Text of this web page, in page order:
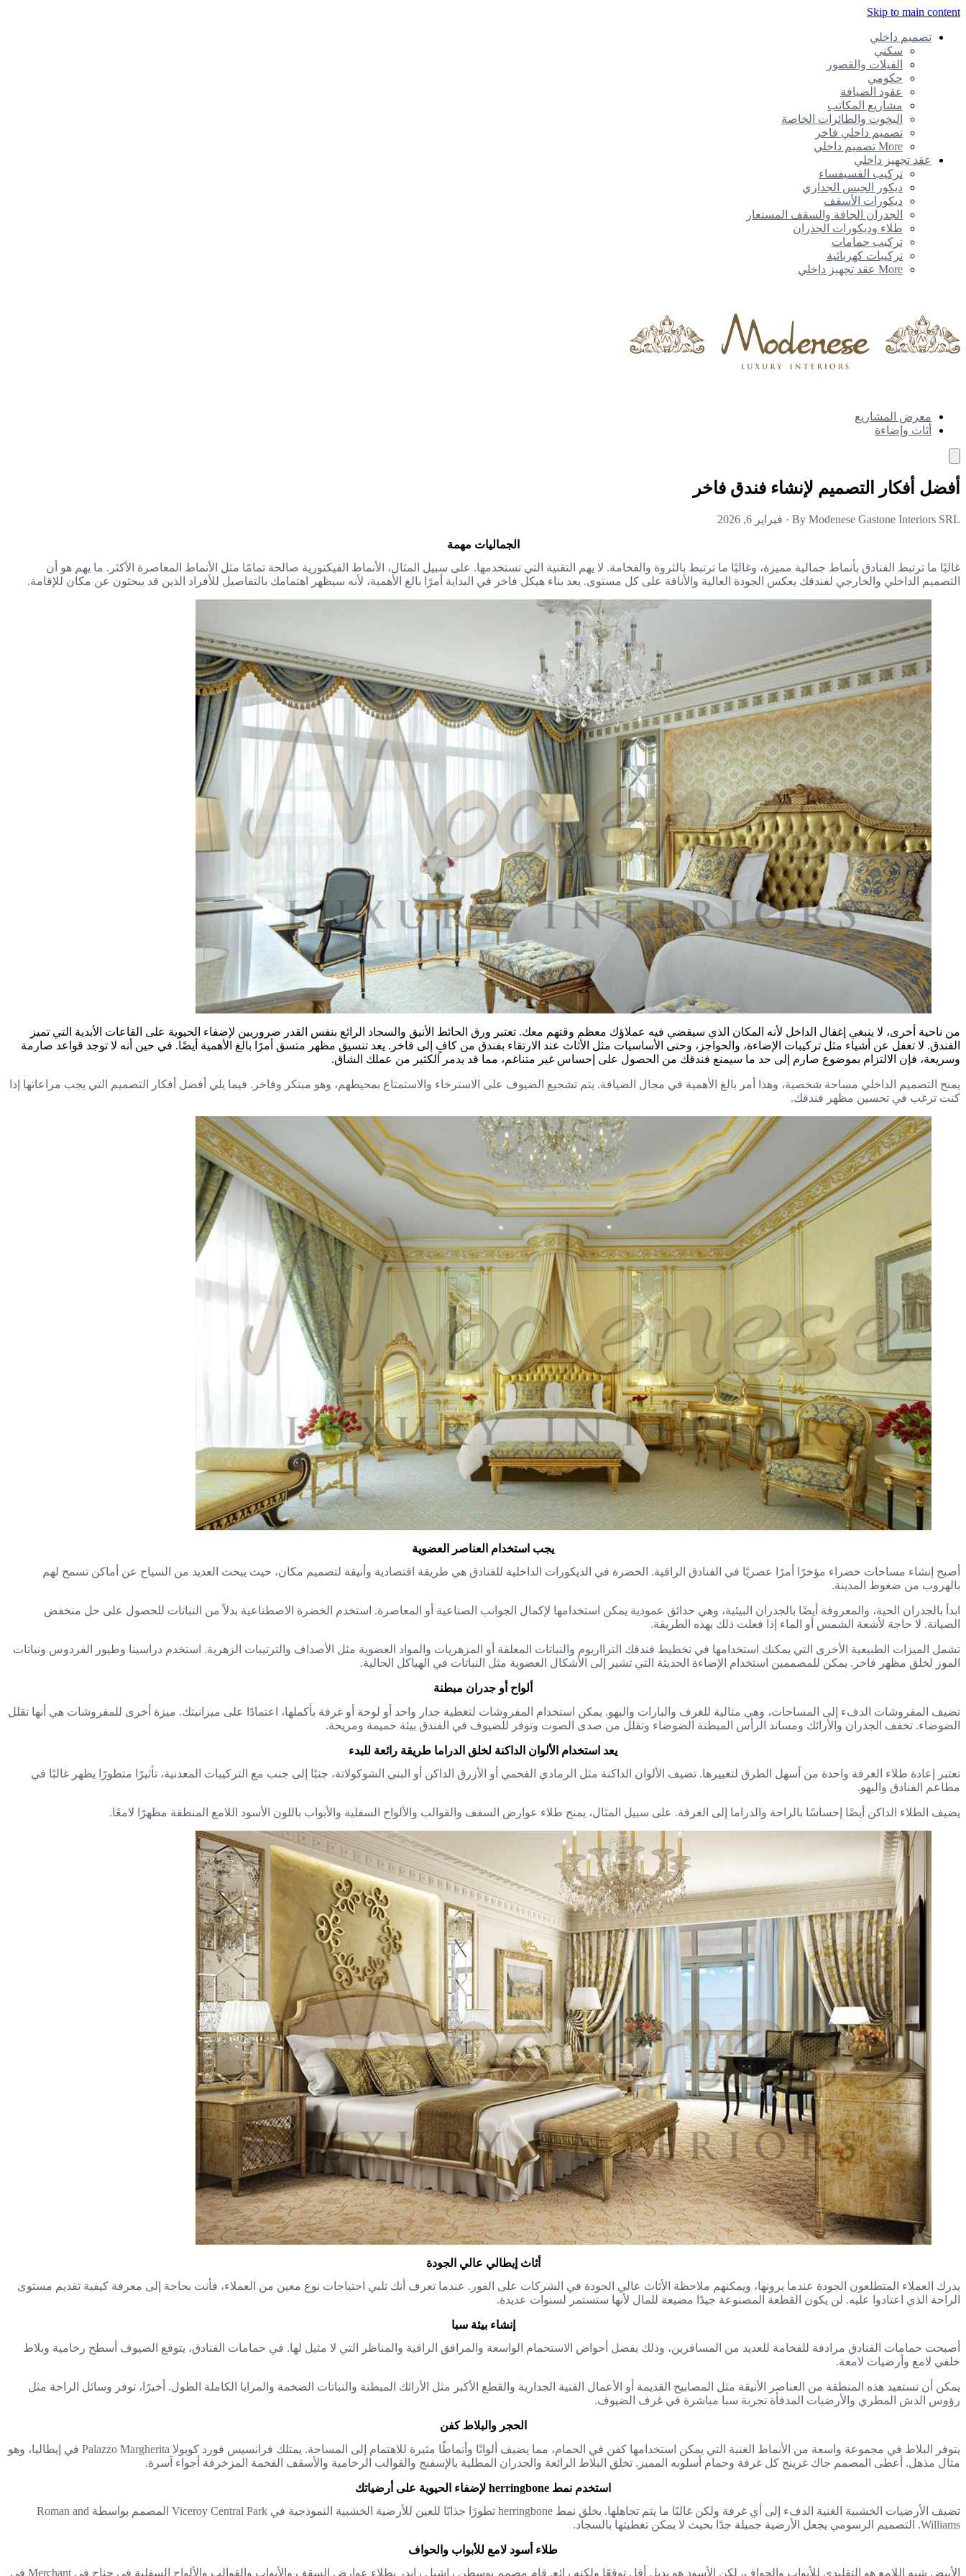
Skip to main content
تصميم داخلي
سكني
الفيلات والقصور
حكومي
عقود الضيافة
مشاريع المكاتب
اليخوت والطائرات الخاصة
تصميم داخلي فاخر
More تصميم داخلي
عقد تجهيز داخلي
تركيب الفسيفساء
ديكور الجبس الجداري
ديكورات الأسقف
الجدران الجافة والسقف المستعار
طلاء وديكورات الجدران
تركيب حمامات
تركيبات كهربائية
More عقد تجهيز داخلي
معرض المشاريع
أثاث وإضاءة
أفضل أفكار التصميم لإنشاء فندق فاخر
By Modenese Gastone Interiors SRL
· فبراير 6, 2026
الجماليات مهمة
غالبًا ما ترتبط الفنادق بأنماط جمالية مميزة، وغالبًا ما ترتبط بالثروة والفخامة. لا يهم التقنية التي تستخدمها. على سبيل المثال، الأنماط الفيكتورية صالحة تمامًا مثل الأنماط المعاصرة الأكثر. ما يهم هو أن
التصميم الداخلي والخارجي لفندقك يعكس الجودة العالية والأناقة على كل مستوى. يعد بناء هيكل فاخر في البداية أمرًا بالغ الأهمية، لأنه سيظهر اهتمامك بالتفاصيل للأفراد الذين قد يبحثون عن مكان للإقامة.
من ناحية أخرى، لا ينبغي إغفال الداخل لأنه المكان الذي سيقضي فيه عملاؤك معظم وقتهم معك. تعتبر ورق الحائط الأنيق والسجاد الرائع بنفس القدر ضروريين لإضفاء الحيوية على القاعات الأبدية التي تميز
الفندق. لا تغفل عن أشياء مثل تركيبات الإضاءة، والحواجز، وحتى الأساسيات مثل الأثاث عند الارتقاء بفندق من كافٍ إلى فاخر. يعد تنسيق مظهر متسق أمرًا بالغ الأهمية أيضًا. في حين أنه لا توجد قواعد صارمة
وسريعة، فإن الالتزام بموضوع صارم إلى حد ما سيمنع فندقك من الحصول على إحساس غير متناغم، مما قد يدمر الكثير من عملك الشاق.
يمنح التصميم الداخلي مساحة شخصية، وهذا أمر بالغ الأهمية في مجال الضيافة. يتم تشجيع الضيوف على الاسترخاء والاستمتاع بمحيطهم، وهو مبتكر وفاخر. فيما يلي أفضل أفكار التصميم التي يجب مراعاتها إذا
كنت ترغب في تحسين مظهر فندقك.
يجب استخدام العناصر العضوية
أصبح إنشاء مساحات خضراء مؤخرًا أمرًا عصريًا في الفنادق الراقية. الخضرة في الديكورات الداخلية للفنادق هي طريقة اقتصادية وأنيقة لتصميم مكان، حيث يبحث العديد من السياح عن أماكن تسمح لهم
بالهروب من ضغوط المدينة.
ابدأ بالجدران الحية، والمعروفة أيضًا بالجدران البيئية، وهي حدائق عمودية يمكن استخدامها لإكمال الجوانب الصناعية أو المعاصرة. استخدم الخضرة الاصطناعية بدلاً من النباتات للحصول على حل منخفض
الصيانة. لا حاجة لأشعة الشمس أو الماء إذا فعلت ذلك بهذه الطريقة.
تشمل الميزات الطبيعية الأخرى التي يمكنك استخدامها في تخطيط فندقك الترااريوم والنباتات المعلقة أو المزهريات والمواد العضوية مثل الأصداف والترتيبات الزهرية. استخدم دراسينا وطيور الفردوس ونباتات
الموز لخلق مظهر فاخر. يمكن للمصممين استخدام الإضاءة الحديثة التي تشير إلى الأشكال العضوية مثل النباتات في الهياكل الحالية.
ألواح أو جدران مبطنة
تضيف المفروشات الدفء إلى المساحات، وهي مثالية للغرف والبارات والبهو. يمكن استخدام المفروشات لتغطية جدار واحد أو لوحة أو غرفة بأكملها، اعتمادًا على ميزانيتك. ميزة أخرى للمفروشات هي أنها تقلل
الضوضاء. تخفف الجدران والأرائك ومساند الرأس المبطنة الضوضاء وتقلل من صدى الصوت وتوفر للضيوف في الفندق بيئة حميمة ومريحة.
يعد استخدام الألوان الداكنة لخلق الدراما طريقة رائعة للبدء
تعتبر إعادة طلاء الغرفة واحدة من أسهل الطرق لتغييرها. تضيف الألوان الداكنة مثل الرمادي الفحمي أو الأزرق الداكن أو البني الشوكولاتة، جنبًا إلى جنب مع التركيبات المعدنية، تأثيرًا متطورًا يظهر غالبًا في
مطاعم الفنادق والبهو.
يضيف الطلاء الداكن أيضًا إحساسًا بالراحة والدراما إلى الغرفة. على سبيل المثال، يمنح طلاء عوارض السقف والقوالب والألواح السفلية والأبواب باللون الأسود اللامع المنطقة مظهرًا لامعًا.
أثاث إيطالي عالي الجودة
يدرك العملاء المتطلعون الجودة عندما يرونها، ويمكنهم ملاحظة الأثاث عالي الجودة في الشركات على الفور. عندما تعرف أنك تلبي احتياجات نوع معين من العملاء، فأنت بحاجة إلى معرفة كيفية تقديم مستوى
الراحة الذي اعتادوا عليه. لن يكون القطعة المصنوعة جيدًا مضيعة للمال لأنها ستستمر لسنوات عديدة.
إنشاء بيئة سبا
أصبحت حمامات الفنادق مرادفة للفخامة للعديد من المسافرين، وذلك بفضل أحواض الاستحمام الواسعة والمرافق الراقية والمناظر التي لا مثيل لها. في حمامات الفنادق، يتوقع الضيوف أسطح رخامية وبلاط
خلفي لامع وأرضيات لامعة.
يمكن أن تستفيد هذه المنطقة من العناصر الأنيقة مثل المصابيح القديمة أو الأعمال الفنية الجدارية والقطع الأكبر مثل الأرائك المبطنة والنباتات الضخمة والمرايا الكاملة الطول. أخيرًا، توفر وسائل الراحة مثل
رؤوس الدش المطري والأرضيات المدفأة تجربة سبا مباشرة في غرف الضيوف.
الحجر والبلاط كفن
يتوفر البلاط في مجموعة واسعة من الأنماط الغنية التي يمكن استخدامها كفن في الحمام، مما يضيف ألوانًا وأنماطًا مثيرة للاهتمام إلى المساحة. يمتلك فرانسيس فورد كوبولا Palazzo Margherita في إيطاليا، وهو
مثال مذهل. أعطى المصمم جاك غرينج كل غرفة وحمام أسلوبه المميز. تخلق البلاط الرائعة والجدران المطلية بالإسفنج والقوالب الرخامية والأسقف الفخمة المزخرفة أجواء آسرة.
استخدم نمط herringbone لإضفاء الحيوية على أرضياتك
تضيف الأرضيات الخشبية الغنية الدفء إلى أي غرفة ولكن غالبًا ما يتم تجاهلها. يخلق نمط herringbone تطورًا جذابًا للعين للأرضية الخشبية النموذجية في Viceroy Central Park المصمم بواسطة Roman and
Williams. التصميم الرسومي يجعل الأرضية جميلة جدًا بحيث لا يمكن تغطيتها بالسجاد.
طلاء أسود لامع للأبواب والحواف
الأبيض شبه اللامع هو التقليدي للأبواب والحواف، لكن الأسود هو بديل أقل توقعًا ولكنه رائع. قام مصمم بوسطن راشيل رايدر بطلاء عوارض السقف والأبواب والقوالب والألواح السفلية في جناح في Merchant في